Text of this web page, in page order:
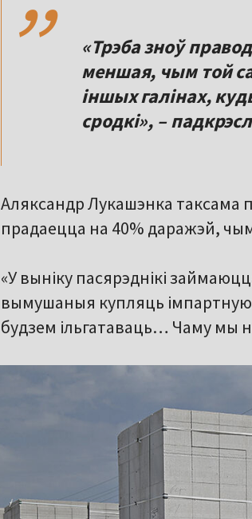
«Трэба зноў
меншая, чым той
іншых галінах,
сродкі», –
Аляксандр Лукашэнка таксама
прадаецца на 40% даражэй,
«У выніку пасярэднікі
вымушаныя купляць імпартную
будзем ільгатаваць… Чаму мы